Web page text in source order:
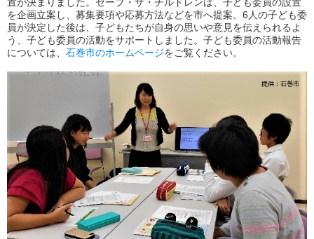
置が決まりました。セーブ・ザ・チルドレンは、子ども委員の設置
を企画立案し、募集要項や応募方法などを市へ提案。6人の子ども委
員が決定した後は、子どもたちが自身の思いや意見を伝えられるよ
う、子ども委員の活動をサポートしました。子ども委員の活動報告
については、 石巻市のホームページをご覧ください。